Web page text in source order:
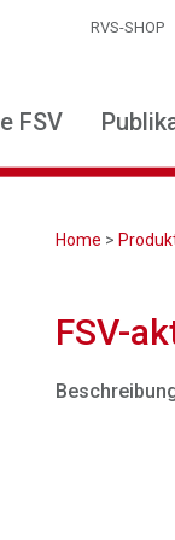
RVS-SHOP
FSV
Home >
FSV-